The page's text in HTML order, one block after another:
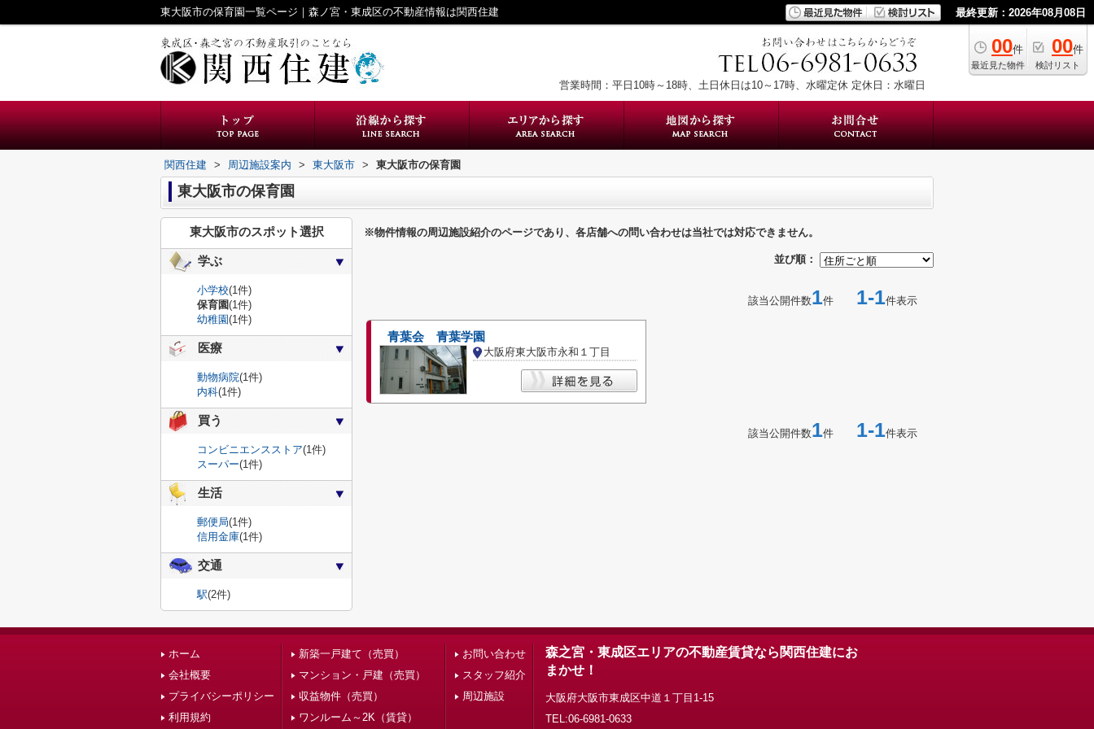
東大阪市の保育園一覧ページ｜森ノ宮・東成区の不動産情報は関西住建 最終更新：2026年08月08日
00件
最近見た物件
00件
検討リスト
営業時間：平日10時～18時、土日休日は10～17時、水曜定休 定休日：水曜日
関西住建 > 周辺施設案内 > 東大阪市 > 東大阪市の保育園
東大阪市の保育園
※物件情報の周辺施設紹介のページであり、各店舗への問い合わせは当社では対応できません。
並び順：
該当公開件数1件 1-1件表示
青葉会 青葉学園
大阪府東大阪市永和１丁目
該当公開件数1件 1-1件表示
東大阪市のスポット選択
学ぶ
小学校(1件)
保育園(1件)
幼稚園(1件)
医療
動物病院(1件)
内科(1件)
買う
コンビニエンスストア(1件)
スーパー(1件)
生活
郵便局(1件)
信用金庫(1件)
交通
駅(2件)
ホーム
会社概要
プライバシーポリシー
利用規約
新築一戸建て（売買）
マンション・戸建（売買）
収益物件（売買）
ワンルーム～2K（賃貸）
お問い合わせ
スタッフ紹介
周辺施設
森之宮・東成区エリアの不動産賃貸なら関西住建にお
まかせ！
大阪府大阪市東成区中道１丁目1-15
TEL:06-6981-0633